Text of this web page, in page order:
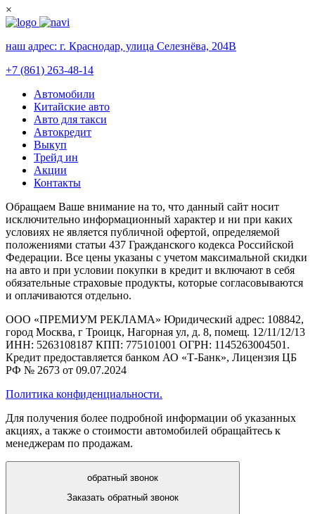
×
наш адрес: г. Краснодар, улица Селезнёва, 204В
+7 (861) 263-48-14
Автомобили
Китайские авто
Авто для такси
Автокредит
Выкуп
Трейд ин
Акции
Контакты
Обращаем Ваше внимание на то, что данный сайт носит
исключительно информационный характер и ни при каких
условиях не является публичной офертой, определяемой
положениями статьи 437 Гражданского кодекса Российской
Федерации. Все цены указаны с учетом максимальной скидки
на авто и при условии покупки в кредит и включают в себя
обязательные страховые продукты, которые согласовываются
и оплачиваются отдельно.
ООО «ПРЕМИУМ РЕКЛАМА» Юридический адрес: 108842,
город Москва, г Троицк, Нагорная ул, д. 8, помещ. 12/11/12/13
ИНН: 5263108187 КПП: 775101001 ОГРН: 1145263004501.
Кредит предоставляется банком АО «Т-Банк», Лицензия ЦБ
РФ № 2673 от 09.07.2024
Политика конфиденциальности.
Для получения более подробной информации об указанных
акциях, а также о стоимости автомобилей обращайтесь к
менеджерам по продажам.
обратный звонок
Заказать обратный звонок